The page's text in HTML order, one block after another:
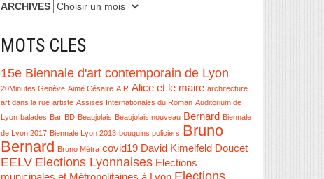
ARCHIVES
MOTS CLES
15e Biennale d'art contemporain de Lyon
20Minutes Genève Aimé Césaire AIR Alice et le maire architecture
art dans la rue artiste Assises Internationales du Roman Auditorium de
Lyon balades Bar BD Beaujolais Beaujolais nouveau Bernard
Biennale
de Lyon 2017 Biennale Lyon 2013 bouquins policiers Bruno
Bernard
Bruno Métra covid19 David Kimelfeld Doucet
EELV Elections Lyonnaises Elections